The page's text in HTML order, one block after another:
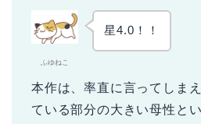
ふゆねこ
星4.0！！
本作は、率直に言ってしま
ている部分の大きい母性と